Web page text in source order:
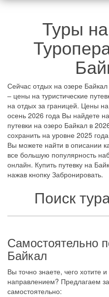
Туры
Сейчас отдых на озере
– цены на туристические
на отдых за границей. Цены
осень 2026 года Вы найдете
путевки на озеро Байкал в
сохранить на уровне 2025
Вы можете найти в описании
все большую популярность
онлайн. Купить путевку на
нажав кнопку Забронировать.
Поиск
Самостоятельно
Байкал
Вы точно знаете, чего хотите
направлением? Предлагаем
самостоятельно: